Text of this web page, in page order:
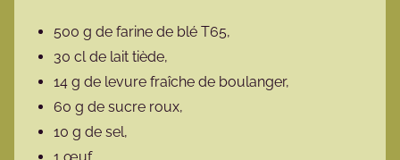
500 g de farine de blé T65,
30 cl de lait tiède,
14 g de levure fraîche de boulanger,
60 g de sucre roux,
10 g de sel,